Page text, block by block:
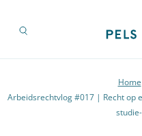
Home
Arbeidsrechtvlog #017 | Recht op